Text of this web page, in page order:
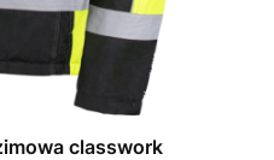
classwork